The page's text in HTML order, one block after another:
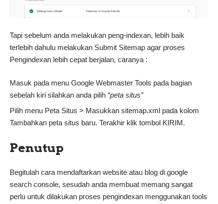
Tapi sebelum anda melakukan peng-indexan, lebih baik
terlebih dahulu melakukan Submit Sitemap agar proses
Pengindexan lebih cepat berjalan, caranya :
Masuk pada menu Google Webmaster Tools pada bagian
sebelah kiri silahkan anda pilih “peta situs”
Pilih menu Peta Situs > Masukkan sitemap.xml pada kolom
Tambahkan peta situs baru. Terakhir klik tombol KIRIM.
Penutup
Begitulah cara mendaftarkan website atau blog di google
search console, sesudah anda membuat memang sangat
perlu untuk dilakukan proses pengindexan menggunakan tools